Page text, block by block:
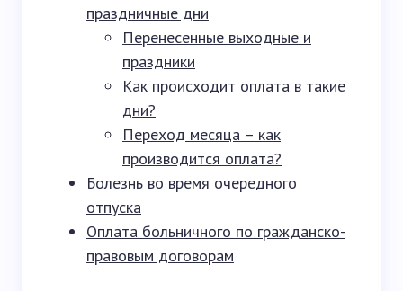
праздничные дни
Перенесенные выходные и
праздники
Как происходит оплата в такие
дни?
Переход месяца – как
производится оплата?
Болезнь во время очередного
отпуска
Оплата больничного по гражданско-
правовым договорам